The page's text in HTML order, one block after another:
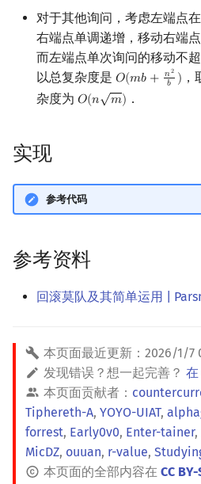
对于其他询问，考虑左端点
右端点单调递增，移动右端
而左端点单次询问的移动不
以总复杂度是 𝑂(𝑚𝑏 + 𝑛2
𝑏 )
O(mb +n 2b ) ，
杂度为 𝑂(𝑛
√
𝑚)
O(nm) ．
实现
参考代码
参考资料
回滚莫队及其简单运用 |
本页面最近更新： 2026/1/7
发现错误？想一起完善？ 在
本页面贡献者：
Tiphereth-A, YOYO-UIAT,
forrest, Early0v0, Enter-tainer,
MicDZ, ouuan, r-value,
本页面的全部内容在 CC